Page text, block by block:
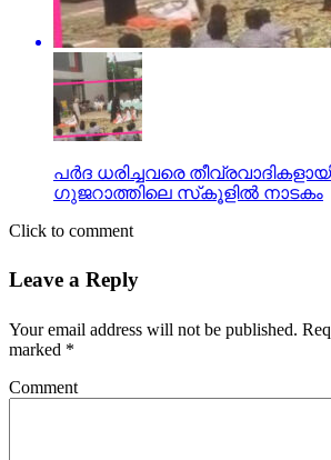
പര്‍ദ ധരിച്ചവരെ തീവ്രവാദികളായി
ഗുജറാത്തിലെ സ്‌കൂളില്‍ നാടകം
Click to comment
Leave a Reply
Your email address will not be published.
marked *
Comment